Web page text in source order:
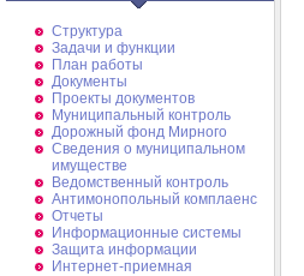
Структура
Задачи и функции
План работы
Документы
Проекты документов
Муниципальный контроль
Дорожный фонд Мирного
Cведения о муниципальном
имуществе
Ведомственный контроль
Антимонопольный комплаенс
Отчеты
Информационные системы
Защита информации
Интернет-приемная